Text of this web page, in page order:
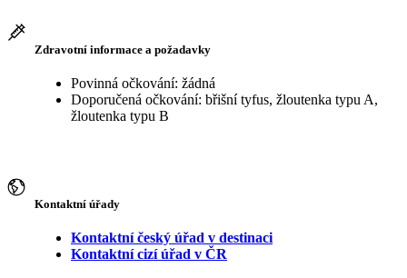
Zdravotní informace a požadavky
Povinná očkování: žádná
Doporučená očkování: břišní tyfus, žloutenka typu A,
žloutenka typu B
Kontaktní úřady
Kontaktní český úřad v destinaci
Kontaktní cizí úřad v ČR